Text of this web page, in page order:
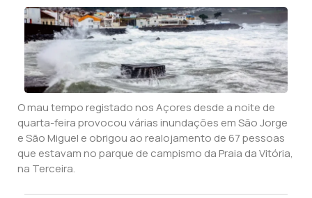
O mau tempo registado nos Açores desde a noite de
quarta-feira provocou várias inundações em São Jorge
e São Miguel e obrigou ao realojamento de 67 pessoas
que estavam no parque de campismo da Praia da Vitória,
na Terceira.